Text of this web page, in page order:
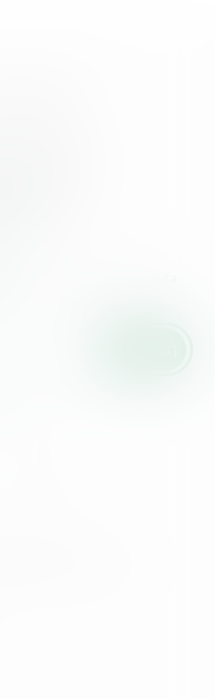
Haifa
παρέχει
θρέψη
νέα που
νέα από τη Haifa